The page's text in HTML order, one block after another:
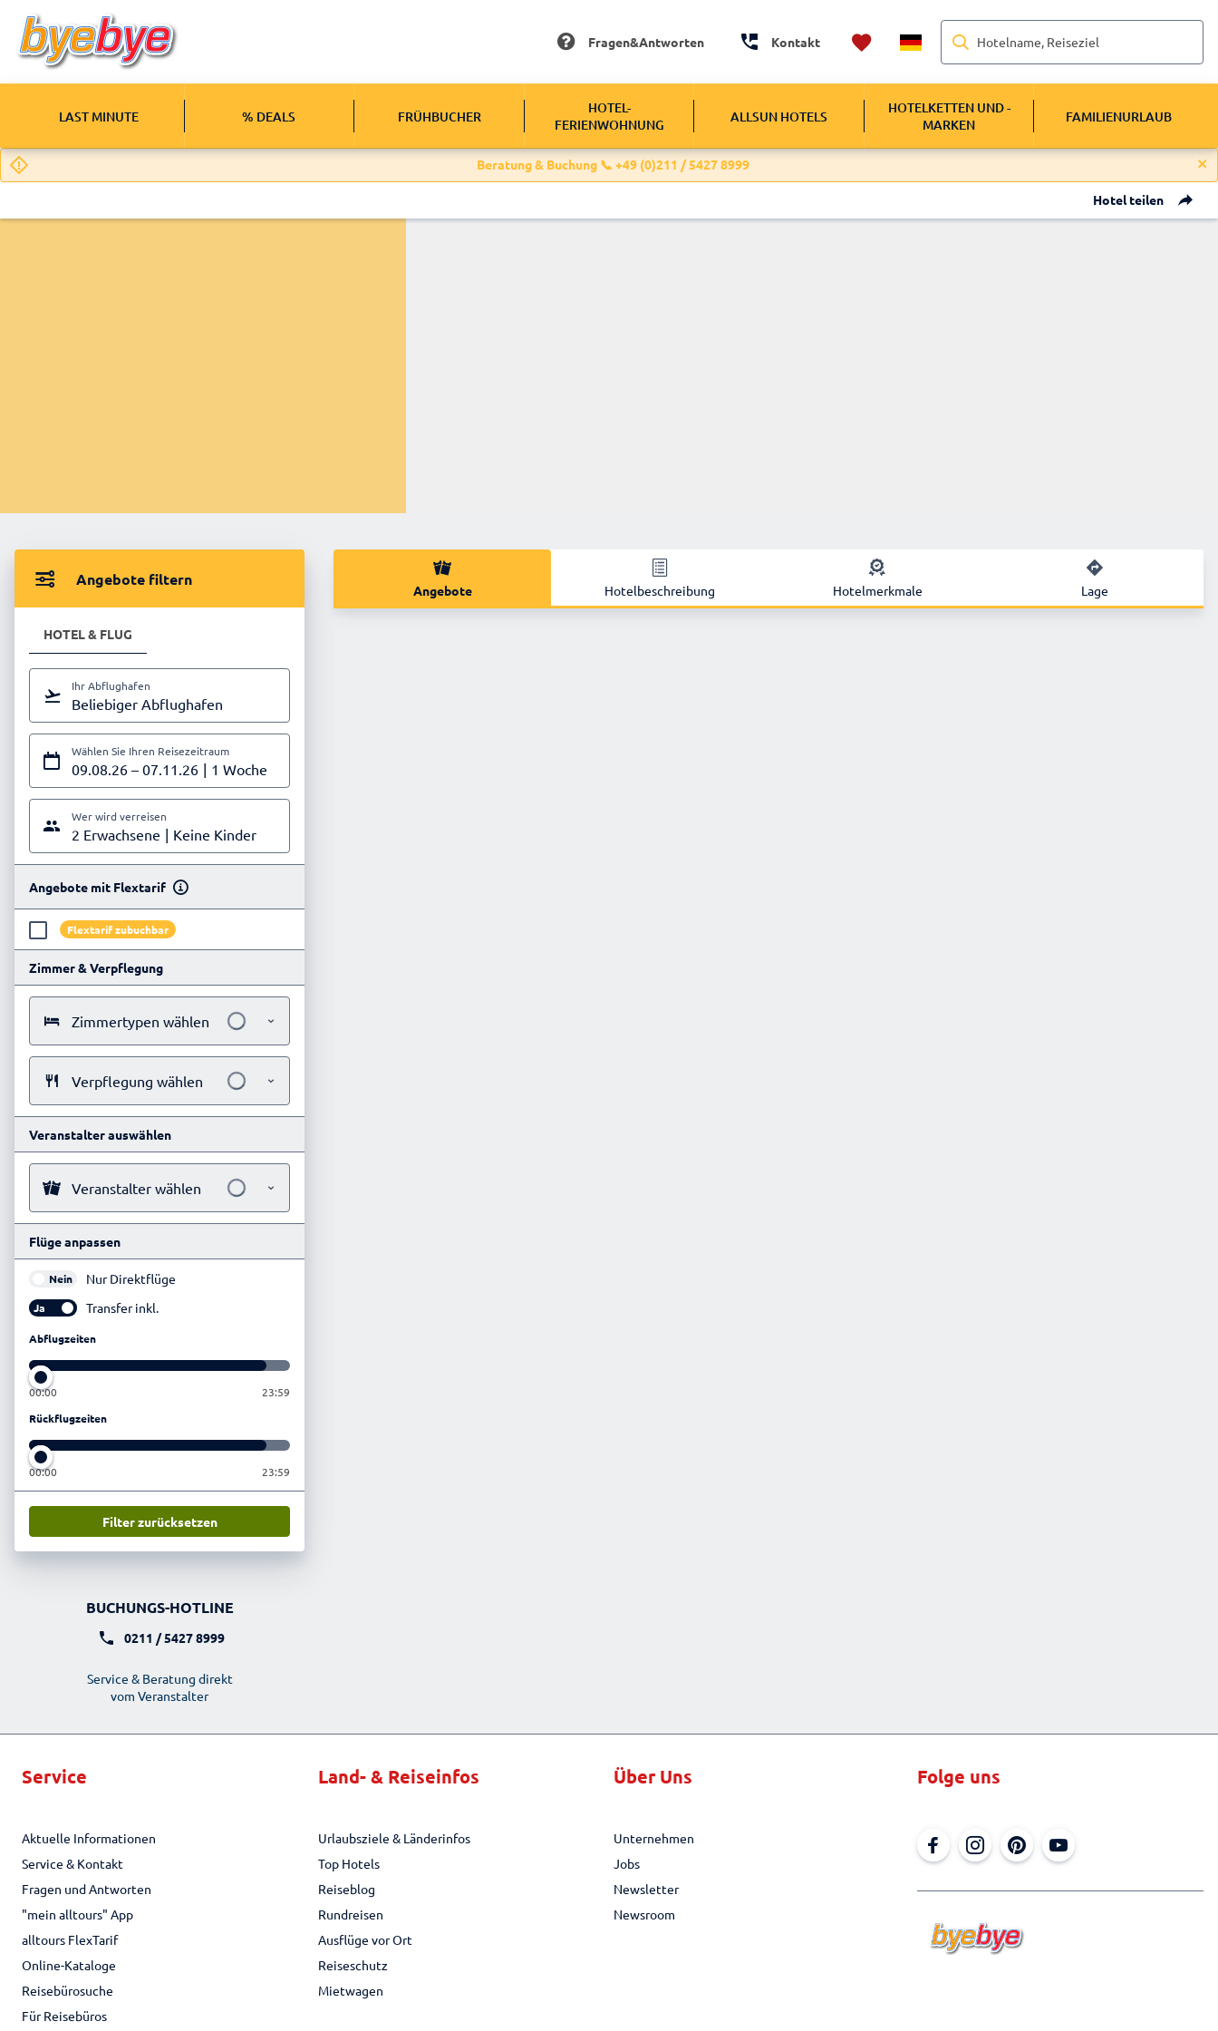
Fragen&Antworten Kontakt Hotelname, Reiseziel
LAST MINUTE % DEALS FRÜHBUCHER
HOTEL-
FERIENWOHNUNG
ALLSUN HOTELS
HOTELKETTEN UND -
MARKEN
FAMILIENURLAUB
Beratung & Buchung 📞 +49 (0)211 / 5427 8999
Hotel teilen
Angebote filtern
HOTEL & FLUG
Ihr Abflughafen
Beliebiger Abflughafen
Wählen Sie Ihren Reisezeitraum
09.08.26 – 07.11.26 1 Woche
Wer wird verreisen
2 Erwachsene Keine Kinder
Angebote mit Flextarif
Flextarif zubuchbar
Zimmer & Verpflegung
Zimmertypen wählen
Verpflegung wählen
Veranstalter auswählen
Veranstalter wählen
Flüge anpassen
Nein Nur Direktflüge
Ja Transfer inkl.
Abflugzeiten
00:00
23:59
Rückflugzeiten
00:00 23:59
Filter zurücksetzen
BUCHUNGS-HOTLINE
0211 / 5427 8999
Service & Beratung direkt
vom Veranstalter
Angebote Hotelbeschreibung Hotelmerkmale Lage
Service
Aktuelle Informationen
Service & Kontakt
Fragen und Antworten
"mein alltours" App
alltours FlexTarif
Online-Kataloge
Reisebürosuche
Für Reisebüros
Land- & Reiseinfos
Urlaubsziele & Länderinfos
Top Hotels
Reiseblog
Rundreisen
Ausflüge vor Ort
Reiseschutz
Mietwagen
Über Uns
Unternehmen
Jobs
Newsletter
Newsroom
Folge uns